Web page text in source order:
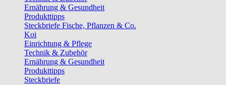
Ernährung & Gesundheit
Produkttipps
Steckbriefe Fische, Pflanzen & Co.
Koi
Einrichtung & Pflege
Technik & Zubehör
Ernährung & Gesundheit
Produkttipps
Steckbriefe